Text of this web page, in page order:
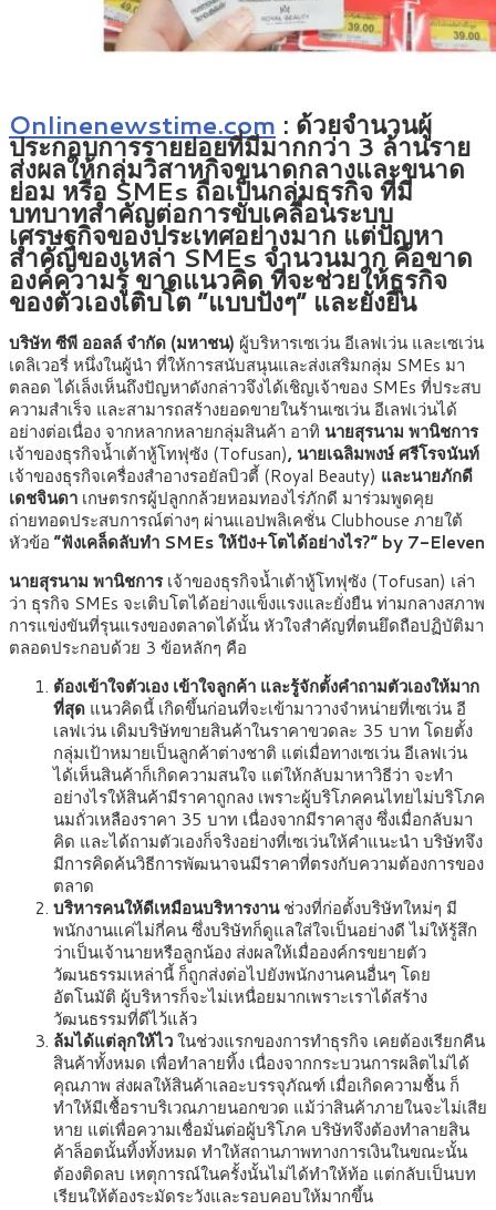
Onlinenewstime.com : ด้วยจำนวนผู้
ประกอบการรายย่อยที่มีมากกว่า 3 ล้านราย
ส่งผลให้กลุ่มวิสาหกิจขนาดกลางและขนาด
ย่อม หรือ SMEs ถือเป็นกลุ่มธุรกิจ ที่มี
บทบาทสำคัญต่อการขับเคลื่อนระบบ
เศรษฐกิจของประเทศอย่างมาก แต่ปัญหา
สำคัญของเหล่า SMEs จำนวนมาก คือขาด
องค์ความรู้ ขาดแนวคิด ที่จะช่วยให้ธุรกิจ
ของตัวเองเติบโต “แบบปังๆ” และยั่งยืน
บริษัท ซีพี ออลล์ จำกัด (มหาชน) ผู้บริหารเซเว่น อีเลฟเว่น และเซเว่น
เดลิเวอรี่ หนึ่งในผู้นำ ที่ให้การสนับสนุนและส่งเสริมกลุ่ม SMEs มา
ตลอด ได้เล็งเห็นถึงปัญหาดังกล่าวจึงได้เชิญเจ้าของ SMEs ที่ประสบ
ความสำเร็จ และสามารถสร้างยอดขายในร้านเซเว่น อีเลฟเว่นได้
อย่างต่อเนื่อง จากหลากหลายกลุ่มสินค้า อาทิ นายสุรนาม พานิชการ
เจ้าของธุรกิจน้ำเต้าหู้โทฟุซัง (Tofusan), นายเฉลิมพงษ์ ศรีโรจนันท์
เจ้าของธุรกิจเครื่องสำอางรอยัลบิวตี้ (Royal Beauty) และนายภักดี
เดชจินดา เกษตรกรผู้ปลูกกล้วยหอมทองไร่ภักดี มาร่วมพูดคุย
ถ่ายทอดประสบการณ์ต่างๆ ผ่านแอปพลิเคชั่น Clubhouse ภายใต้
หัวข้อ “ฟังเคล็ดลับทำ SMEs ให้ปัง+โตได้อย่างไร?” by 7-Eleven
นายสุรนาม พานิชการเจ้าของธุรกิจน้ำเต้าหู้โทฟุซัง (Tofusan) เล่า
ว่า ธุรกิจ SMEs จะเติบโตได้อย่างแข็งแรงและยั่งยืน ท่ามกลางสภาพ
การแข่งขันที่รุนแรงของตลาดได้นั้น หัวใจสำคัญที่ตนยึดถือปฏิบัติมา
ตลอดประกอบด้วย 3 ข้อหลักๆ คือ
ต้องเข้าใจตัวเอง เข้าใจลูกค้า และรู้จักตั้งคำถามตัวเองให้มาก
ที่สุด แนวคิดนี้ เกิดขึ้นก่อนที่จะเข้ามาวางจำหน่ายที่เซเว่น อี
เลฟเว่น เดิมบริษัทขายสินค้าในราคาขวดละ 35 บาท โดยตั้ง
กลุ่มเป้าหมายเป็นลูกค้าต่างชาติ แต่เมื่อทางเซเว่น อีเลฟเว่น
ได้เห็นสินค้าก็เกิดความสนใจ แต่ให้กลับมาหาวิธีว่า จะทำ
อย่างไรให้สินค้ามีราคาถูกลง เพราะผู้บริโภคคนไทยไม่บริโภค
นมถั่วเหลืองราคา 35 บาท เนื่องจากมีราคาสูง ซึ่งเมื่อกลับมา
คิด และได้ถามตัวเองก็จริงอย่างที่เซเว่นให้คำแนะนำ บริษัทจึง
มีการคิดค้นวิธีการพัฒนาจนมีราคาที่ตรงกับความต้องการของ
ตลาด
บริหารคนให้ดีเหมือนบริหารงานช่วงที่ก่อตั้งบริษัทใหม่ๆ มี
พนักงานแค่ไม่กี่คน ซึ่งบริษัทก็ดูแลใส่ใจเป็นอย่างดี ไม่ให้รู้สึก
ว่าเป็นเจ้านายหรือลูกน้อง ส่งผลให้เมื่อองค์กรขยายตัว
วัฒนธรรมเหล่านี้ ก็ถูกส่งต่อไปยังพนักงานคนอื่นๆ โดย
อัตโนมัติ ผู้บริหารก็จะไม่เหนื่อยมากเพราะเราได้สร้าง
วัฒนธรรมที่ดีไว้แล้ว
ล้มได้แต่ลุกให้ไวในช่วงแรกของการทำธุรกิจ เคยต้องเรียกคืน
สินค้าทั้งหมด เพื่อทำลายทิ้ง เนื่องจากกระบวนการผลิตไม่ได้
คุณภาพ ส่งผลให้สินค้าเลอะบรรจุภัณฑ์ เมื่อเกิดความชื้น ก็
ทำให้มีเชื้อราบริเวณภายนอกขวด แม้ว่าสินค้าภายในจะไม่เสีย
หาย แต่เพื่อความเชื่อมั่นต่อผู้บริโภค บริษัทจึงต้องทำลายสิน
ค้าล็อตนั้นทิ้งทั้งหมด ทำให้สถานภาพทางการเงินในขณะนั้น
ต้องติดลบ เหตุการณ์ในครั้งนั้นไม่ได้ทำให้ท้อ แต่กลับเป็นบท
เรียนให้ต้องระมัดระวังและรอบคอบให้มากขึ้น